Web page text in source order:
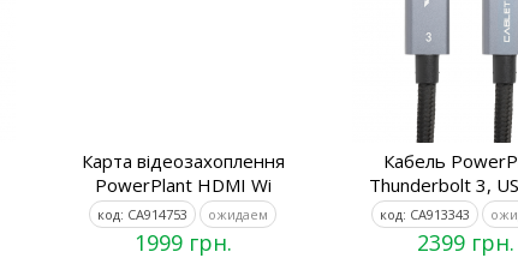
Карта відеозахоплення
PowerPlant HDMI Wi
код: CA914753 ожидаем
1999 грн.
Кабель
Thunderbolt 3,
код: CA913343
2399 грн.